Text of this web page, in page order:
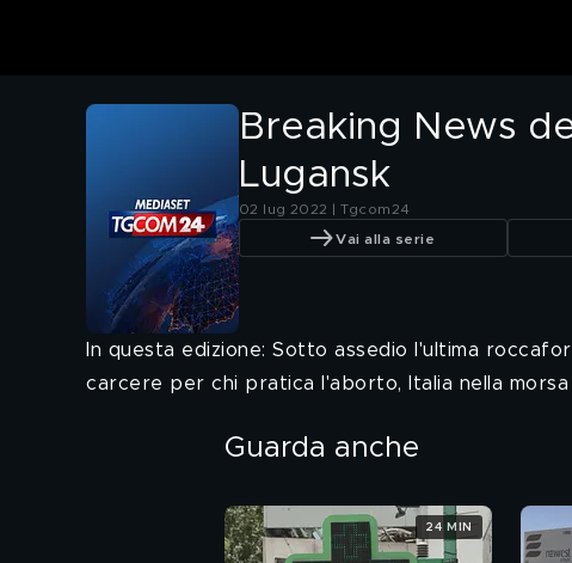
Breaking News
Lugansk
02 lug 2022 | Tgcom24
Vai alla serie
In questa edizione: Sotto assedio l'ultima
carcere per chi pratica l'aborto, Italia nella
Guarda anche
24 MIN